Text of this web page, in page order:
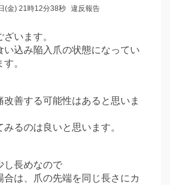
(金) 21時12分38秒 違反報告
います。
い込み陥入爪の状態になってい
。
改善する可能性はあると思いま
るのは良いと思います。
し長めなので
合は、爪の先端を同じ長さにカ